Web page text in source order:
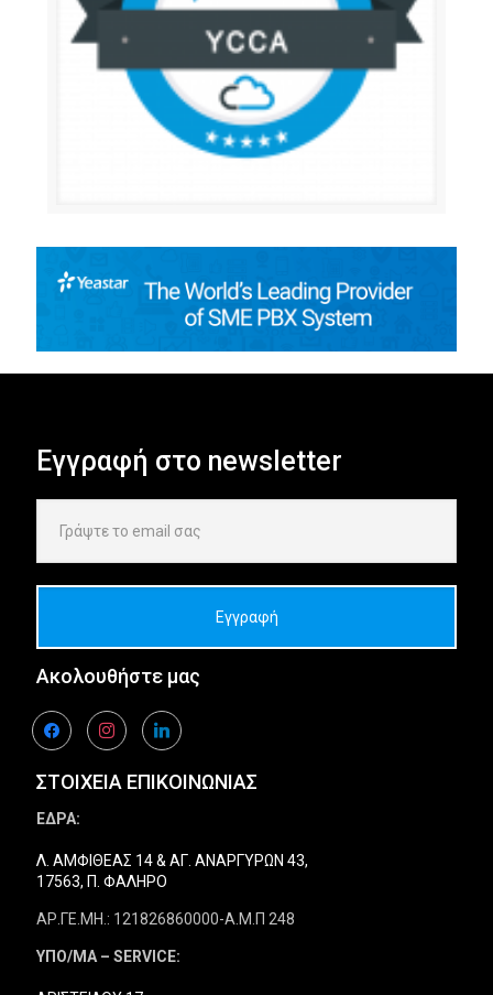
Εγγραφή στο newsletter
Ακολουθήστε μας
facebookinstagramlinkedin
ΣΤΟΙΧΕΙΑ ΕΠΙΚΟΙΝΩΝΙΑΣ
ΕΔΡΑ:
Λ. ΑΜΦΙΘΕΑΣ 14 & ΑΓ. ΑΝΑΡΓΥΡΩΝ 43,
17563, Π. ΦΑΛΗΡΟ
ΑΡ.ΓΕ.ΜΗ.: 121826860000-Α.Μ.Π 248
ΥΠΟ/ΜΑ – SERVICE: